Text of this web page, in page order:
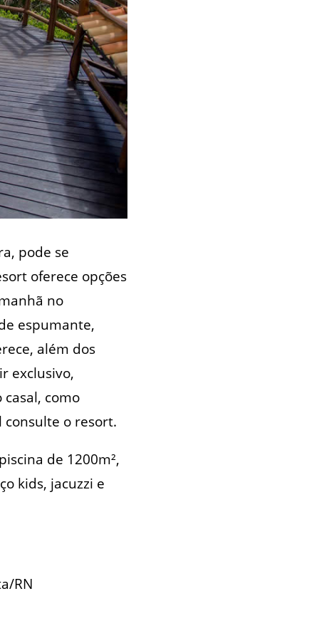
pode se
oferece opções
no
espumante,
além dos
exclusivo,
como
consulte o resort.
de 1200m²,
kids, jacuzzi e
RN